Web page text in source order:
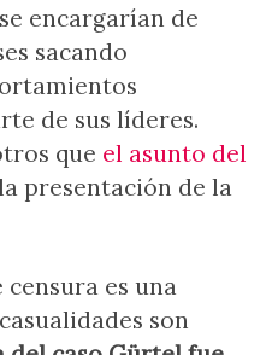
encargarían de
sacando
de sus líderes.
que el asunto del
presentación de la
censura es una
son